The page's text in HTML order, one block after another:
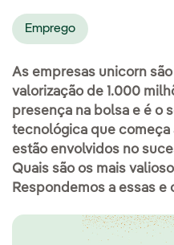
Emprego
As empresas unicorn
valorização de 1.000
presença na bolsa e é o
tecnológica que começa
estão envolvidos no
Quais são os mais
Respondemos a essas e